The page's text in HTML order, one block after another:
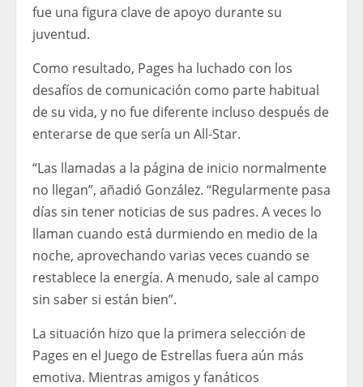
fue una figura clave de apoyo durante su
juventud.
Como resultado, Pages ha luchado con los
desafíos de comunicación como parte habitual
de su vida, y no fue diferente incluso después de
enterarse de que sería un All-Star.
“Las llamadas a la página de inicio normalmente
no llegan”, añadió González. “Regularmente pasa
días sin tener noticias de sus padres. A veces lo
llaman cuando está durmiendo en medio de la
noche, aprovechando varias veces cuando se
restablece la energía. A menudo, sale al campo
sin saber si están bien”.
La situación hizo que la primera selección de
Pages en el Juego de Estrellas fuera aún más
emotiva. Mientras amigos y fanáticos